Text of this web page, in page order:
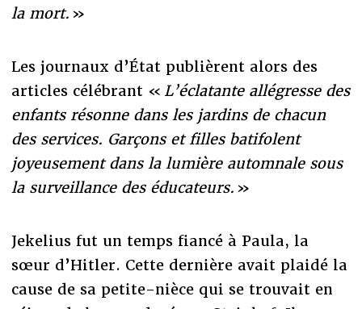
la mort. »
Les journaux d’État publièrent alors des
articles célébrant « L’éclatante allégresse des
enfants résonne dans les jardins de chacun
des services. Garçons et filles batifolent
joyeusement dans la lumière automnale sous
la surveillance des éducateurs. »
Jekelius fut un temps fiancé à Paula, la
sœur d’Hitler. Cette dernière avait plaidé la
cause de sa petite-nièce qui se trouvait en